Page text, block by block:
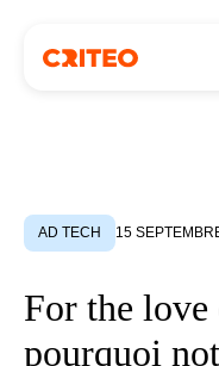
AD TECH 15
For the
pourquoi